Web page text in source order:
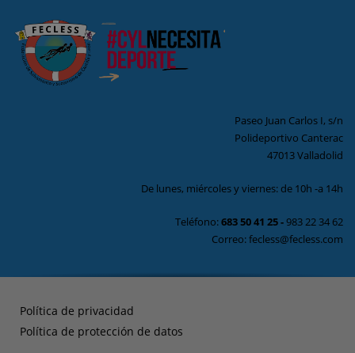
Paseo Juan Carlos I, s/n
Polideportivo Canterac
47013 Valladolid
De lunes, miércoles y viernes: de 10h -a 14h
Teléfono:683 50 41 25-983 22 34 62
Correo: fecless@fecless.com
Política de privacidad
Política de protección de datos